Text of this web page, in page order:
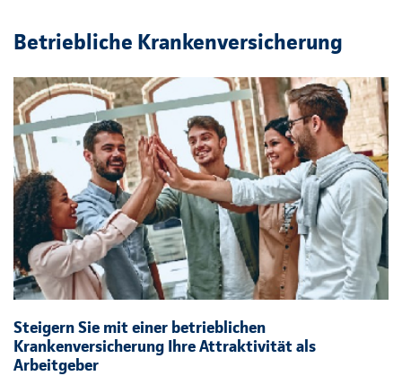
Betriebliche Krankenversicherung
Steigern Sie mit einer betrieblichen
Krankenversicherung Ihre Attraktivität als
Arbeitgeber